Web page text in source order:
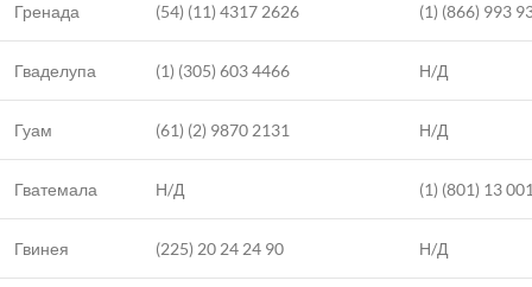
Гренада (54) (11) 4317 2626 (1) (866) 993
Гваделупа (1) (305) 603 4466 Н/Д
Гуам (61) (2) 9870 2131 Н/Д
Гватемала Н/Д (1) (801) 13
Гвинея (225) 20 24 24 90 Н/Д